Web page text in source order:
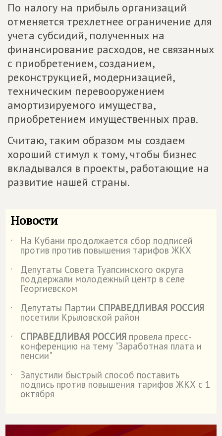
По налогу на прибыль организаций
отменяется трехлетнее ограничение для
учета субсидий, полученных на
финансирование расходов, не связанных
с приобретением, созданием,
реконструкцией, модернизацией,
техническим перевооружением
амортизируемого имущества,
приобретением имущественных прав.
Считаю, таким образом мы создаем
хороший стимул к тому, чтобы бизнес
вкладывался в проекты, работающие на
развитие нашей страны.
Новости
˙ На Кубани продолжается сбор подписей
против против повышения тарифов ЖКХ
˙
Депутаты Совета Туапсинского округа
поддержали молодежный центр в селе
Георгиевском
˙
Депутаты Партии СПРАВЕДЛИВАЯ РОССИЯ
посетили Крыловской район
˙
СПРАВЕДЛИВАЯ РОССИЯ провела пресс-
конференцию на тему "Заработная плата и
пенсии"
˙
Запустили быстрый способ поставить
подпись против повышения тарифов ЖКХ с 1
октября